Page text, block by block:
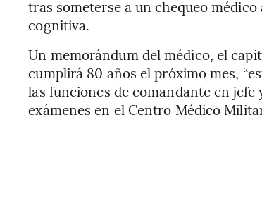
tras someterse a un chequeo
cognitiva.
Un memorándum del médico, el
cumplirá 80 años el próximo mes,
las funciones de comandante en jefe
exámenes en el Centro Médico